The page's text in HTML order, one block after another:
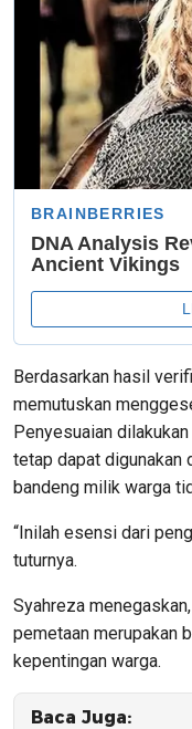
Berdasarkan hasil
memutuskan
Penyesuaian
tetap dapat digunakan
bandeng milik warga
“Inilah esensi dari
tuturnya.
Syahreza
pemetaan merupakan
kepentingan warga.
Baca Juga: